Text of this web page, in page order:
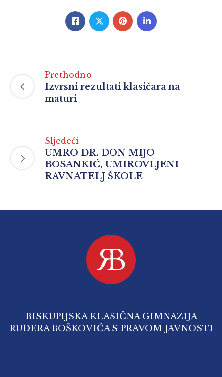
Prethodno
Izvrsni rezultati klasičara na
maturi
Sljedeći
UMRO DR. DON MIJO
BOSANKIĆ, UMIROVLJENI
RAVNATELJ ŠKOLE
BISKUPIJSKA KLASIČNA GIMNAZIJA
RUĐERA BOŠKOVIĆA S PRAVOM JAVNOSTI